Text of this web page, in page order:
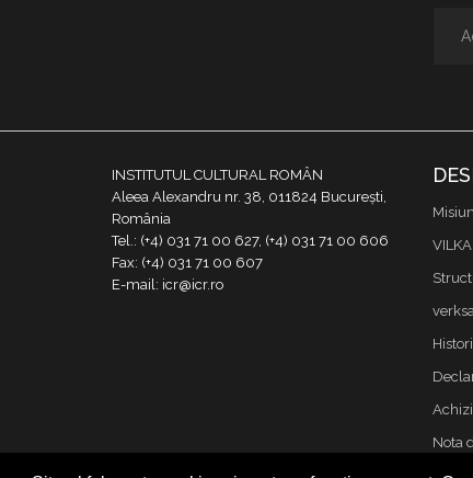
INSTITUTUL CULTURAL ROMÂN
Aleea Alexandru nr. 38, 011824 București,
România
Tel.: (+4) 031 71 00 627, (+4) 031 71 00 606
Fax: (+4) 031 71 00 607
E-mail: icr@icr.ro
Nota